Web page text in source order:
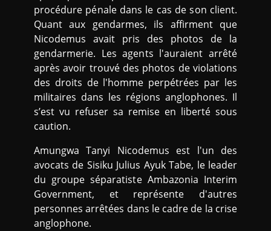
procédure pénale dans le cas de son client.
Quant aux gendarmes, ils affirment que
Nicodemus avait pris des photos de la
gendarmerie. Les agents l'auraient arrêté
après avoir trouvé des photos de violations
des droits de l'homme perpétrées par les
militaires dans les régions anglophones. Il
s’est vu refuser sa remise en liberté sous
caution.
Amungwa Tanyi Nicodemus est l'un des
avocats de Sisiku Julius Ayuk Tabe, le leader
du groupe séparatiste Ambazonia Interim
Government, et représente d'autres
personnes arrêtées dans le cadre de la crise
anglophone.